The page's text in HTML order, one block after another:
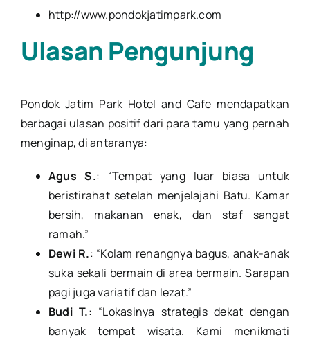
http://www.pondokjatimpark.com
Ulasan Pengunjung
Pondok Jatim Park Hotel and Cafe mendapatkan
berbagai ulasan positif dari para tamu yang pernah
menginap, di antaranya:
Agus S.: “Tempat yang luar biasa untuk
beristirahat setelah menjelajahi Batu. Kamar
bersih, makanan enak, dan staf sangat
ramah.”
Dewi R.: “Kolam renangnya bagus, anak-anak
suka sekali bermain di area bermain. Sarapan
pagi juga variatif dan lezat.”
Budi T.: “Lokasinya strategis dekat dengan
banyak tempat wisata. Kami menikmati